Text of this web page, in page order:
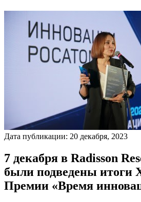
Дата публикации: 20 декабря, 2023
7 декабря в Radisson
были подведены итоги
Премии «Время